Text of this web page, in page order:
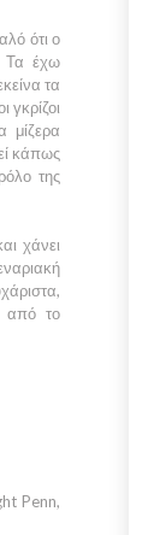
ότι ο
Τα έχω
τα
μίζερα
κάπως
της
χάνει
από το
Penn,